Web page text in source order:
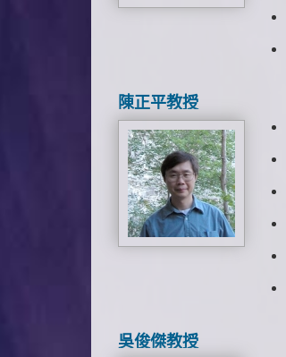
陳正平教授
吳俊傑教授